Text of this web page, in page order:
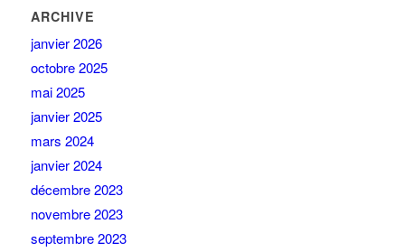
ARCHIVE
janvier 2026
octobre 2025
mai 2025
janvier 2025
mars 2024
janvier 2024
décembre 2023
novembre 2023
septembre 2023